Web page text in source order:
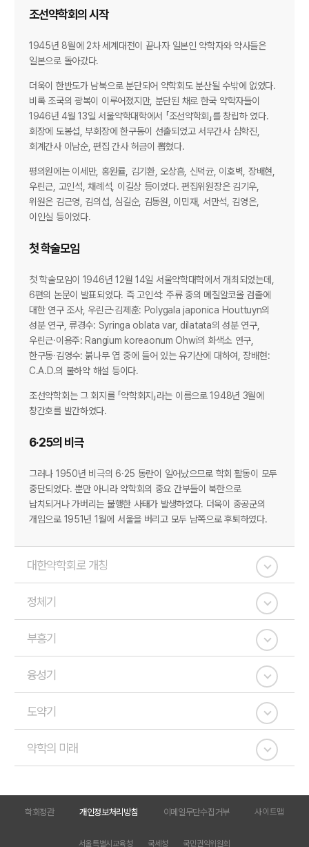
조선약학회의 시작
1945년 8월에 2차 세계대전이 끝나자 일본인 약학자와 약사들은
일본으로 돌아갔다.
더욱이 한반도가 남북으로 분단되어 약학회도 분산될 수밖에 없었다.
비록 조국의 광복이 이루어졌지만, 분단된 채로 한국 약학자들이
1946년 4월 13일 서울약학대학에서 「조선약학회」를 창립하 였다.
회장에 도봉섭, 부회장에 한구동이 선출되었고 서무간사 심학진,
회계간사 이남순, 편집 간사 허금이 뽑혔다.
평의원에는 이세만, 홍원률, 김기환, 오상흠, 신덕균, 이호벽, 장배현,
우린근, 고인석, 채례석, 이길상 등이었다. 편집위원장은 김기우,
위원은 김근영, 김의섭, 심길순, 김동원, 이민재, 서만석, 김영은,
이인실 등이었다.
첫 학술모임
첫 학술모임이 1946년 12월 14일 서울약학대학에서 개최되었는데,
6편의 논문이 발표되었다. 즉 고인석: 주류 중의 메칠알코올 검출에
대한 연구 조사, 우린근·김제훈: Polygala japonica Houttuyn의
성분 연구, 류경수: Syringa oblata var, dilatata의 성분 연구,
우린근·이용주: Rangium koreaonum Ohwi의 화색소 연구,
한구동·김영수: 붉나무 엽 중에 들어 있는 유기산에 대하여, 장배현:
C.A.D.의 불하약 해설 등이다.
조선약학회는 그 회지를 「약학회지」라는 이름으로 1948년 3월에
창간호를 발간하였다.
6·25의 비극
그러나 1950년 비극의 6·25 동란이 일어났으므로 학회 활동이 모두
중단되었다. 뿐만 아니라 약학회의 중요 간부들이 북한으로
납치되거나 가버리는 불행한 사태가 발생하였다. 더욱이 중공군의
개입으로 1951년 1월에 서울을 버리고 모두 남쪽으로 후퇴하였다.
대한약학회로 개칭
정체기
부흥기
융성기
도약기
약학의 미래
학회정관 개인정보처리방침 이메일무단수집거부 사이트맵
서울특별시교육청 국세청 국민권익위원회